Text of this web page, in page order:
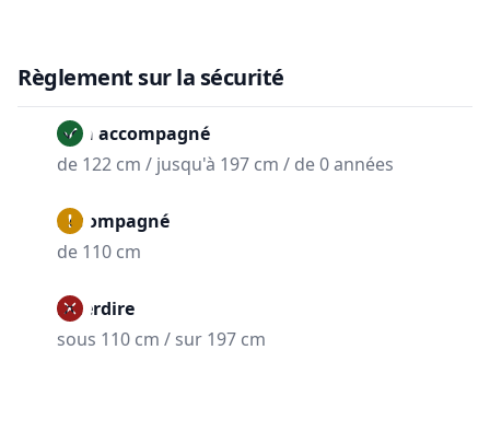
Règlement sur la sécurité
Non accompagné
de 122 cm / jusqu'à 197 cm / de 0 années
Accompagné
de 110 cm
Interdire
sous 110 cm / sur 197 cm